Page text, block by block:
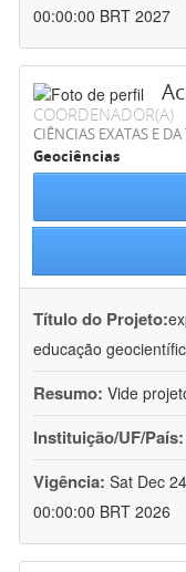
00:00:00 BRT 2027
COORDENADOR(A)
CIÊNCIAS EXATAS E DA
Geociências
Título do Projeto:
educação
Resumo: Vide
Instituição/UF/País:
Vigência: Sat Dec
00:00:00 BRT 2026